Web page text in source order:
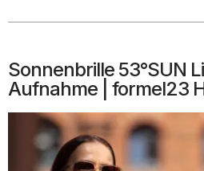
Sonnenbrille 53°SUN
Aufnahme | formel23